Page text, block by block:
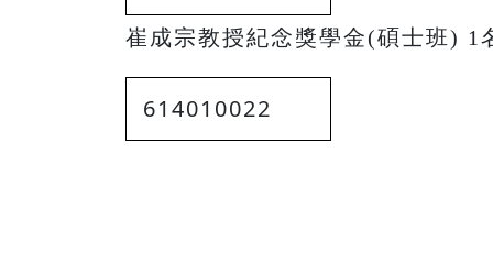
崔成宗教授紀念獎學金(碩士班) 1
614010022